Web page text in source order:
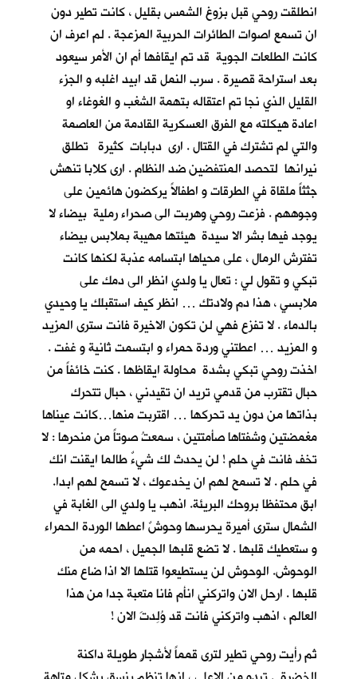
انطلقت روحي قبل بزوغ الشمس بقليل ، كانت تطير دون
ان تسمع اصوات الطائرات الحربية المزعجة . لم اعرف ان
كانت الطلعات الجوية قد تم ايقافها أم ان الأمر سيعود
بعد استراحة قصيرة . سرب النمل قد ابيد اغلبه و الجزء
القليل الذي نجا تم اعتقاله بتهمة الشغب و الغوغاء او
اعادة هيكلته مع الفرق العسكرية القادمة من العاصمة
والتي لم تشترك في القتال . ارى دبابات كثيرة تطلق
نيرانها لتحصد المنتفضين ضد النظام . ارى كلابا تنهش
جثثاً ملقاة في الطرقات و اطفالاً يركضون هائمين على
وجوههم . فزعت روحي وهربت الى صحراء رملية بيضاء لا
يوجد فيها بشر الا سيدة هيئتها مهيبة بملابس بيضاء
تفترش الرمال ، على محياها ابتسامه عذبة لكنها كانت
تبكي و تقول لي : تعال يا ولدي انظر الى دمك على
ملابسي ، هذا دم ولادتك … انظر كيف استقبلك يا وحيدي
بالدماء . لا تفزع فهي لن تكون الاخيرة فانت سترى المزيد
و المزيد … اعطتني وردة حمراء و ابتسمت ثانية و غفت .
اخذت روحي تبكي بشدة محاولة ايقاظها . كنت خائفاً من
حبال تقترب من قدمي تريد ان تقيدني ، حبال تتحرك
بذاتها من دون يد تحركها … اقتربت منها…كانت عيناها
مغمضتين وشفتاها صأمتتين ، سمعتُ صوتاً من منحرها : لا
تخف فانت في حلم ! لن يحدث لك شيءٌ طالما ايقنت انك
في حلم . لا تسمح لهم ان يخدعوك ، لا تسمح لهم ابدا.
ابق محتفظا بروحك البريئة. اذهب يا ولدي الى الغابة في
الشمال سترى أميرة يحرسها وحوشٌ اعطها الوردة الحمراء
و ستعطيك قلبها . لا تضع قلبها الجميل ، احمه من
الوحوش. الوحوش لن يستطيعوا قتلها الا اذا ضاع منك
قلبها . ارحل الان واتركني انأم فانا متعبة جدا من هذا
العالم ، اذهب واتركني فانت قد وُلِدتَ الان !
ثم رأيت روحي تطير لترى قمماً لأشجارٍ طويلة داكنة